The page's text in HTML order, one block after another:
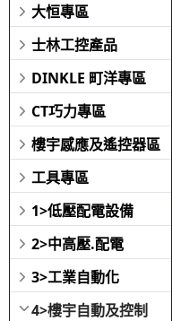
大恒專區
士林工控產品
DINKLE 町洋專區
CT巧力專區
樓宇感應及遙控器區
工具專區
1>低壓配電設備
2>中高壓.配電
3>工業自動化
4>樓宇自動及控制